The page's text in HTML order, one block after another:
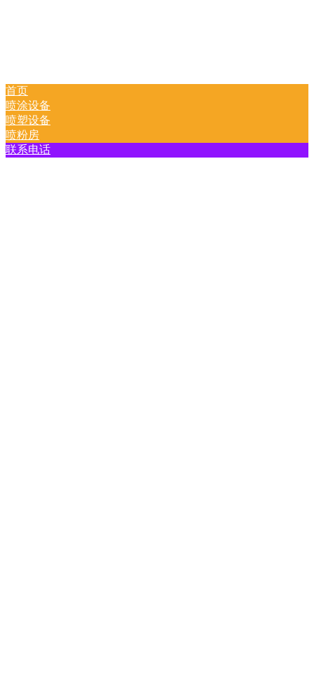
首页
喷涂设备
喷塑设备
喷粉房
联系电话